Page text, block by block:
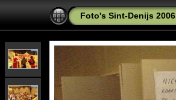
Foto's Sint-Denijs 2006